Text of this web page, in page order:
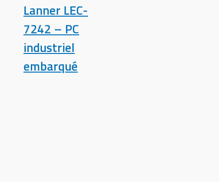
Lanner LEC-
7242 – PC
industriel
embarqué